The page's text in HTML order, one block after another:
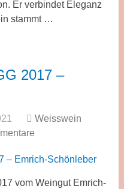
Er verbindet Eleganz
stammt …
2017 –
Weisswein
vom Weingut Emrich-